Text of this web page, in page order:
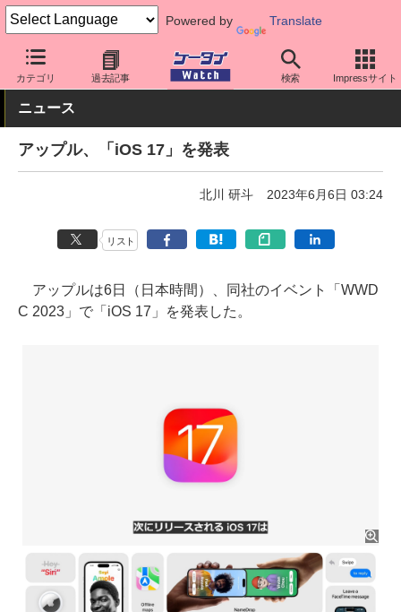
Powered by Translate
カテゴリ 過去記事 検索 Impressサイト
ケータイ Watch OS iPhone (iOS)
ニュース
アップル、「iOS 17」を発表
北川 研斗 2023年6月6日 03:24
リスト
アップルは6日（日本時間）、同社のイベント「WWD
C 2023」で「iOS 17」を発表した。